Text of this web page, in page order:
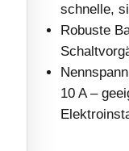
schnelle,
Robuste
10 A –